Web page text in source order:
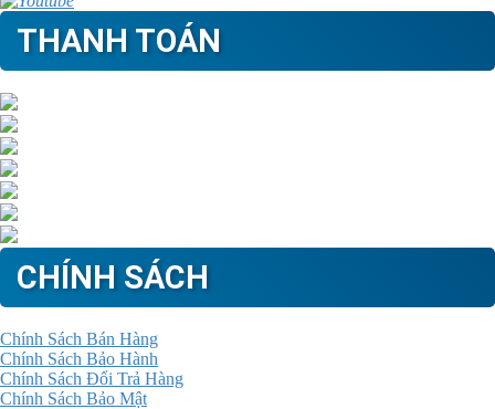
THANH TOÁN
CHÍNH SÁCH
Chính Sách Bán Hàng
Chính Sách Bảo Hành
Chính Sách Đổi Trả Hàng
Chính Sách Bảo Mật